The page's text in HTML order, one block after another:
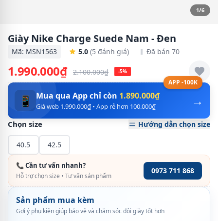
1/6
Giày Nike Charge Suede Nam - Đen
Mã: MSN1563 5.0 (5 đánh giá) Đã bán 70
1.990.000₫ 2.100.000₫ -5%
APP -100K
→
📱 Mua qua App chỉ còn 1.890.000₫
Giá web 1.990.000₫ • App rẻ hơn 100.000₫
Chọn size Hướng dẫn chọn size
40.5 42.5
📞 Cần tư vấn nhanh?
Hỗ trợ chọn size • Tư vấn sản phẩm
0973 711 868
Sản phẩm mua kèm
Gợi ý phụ kiện giúp bảo vệ và chăm sóc đôi giày tốt hơn